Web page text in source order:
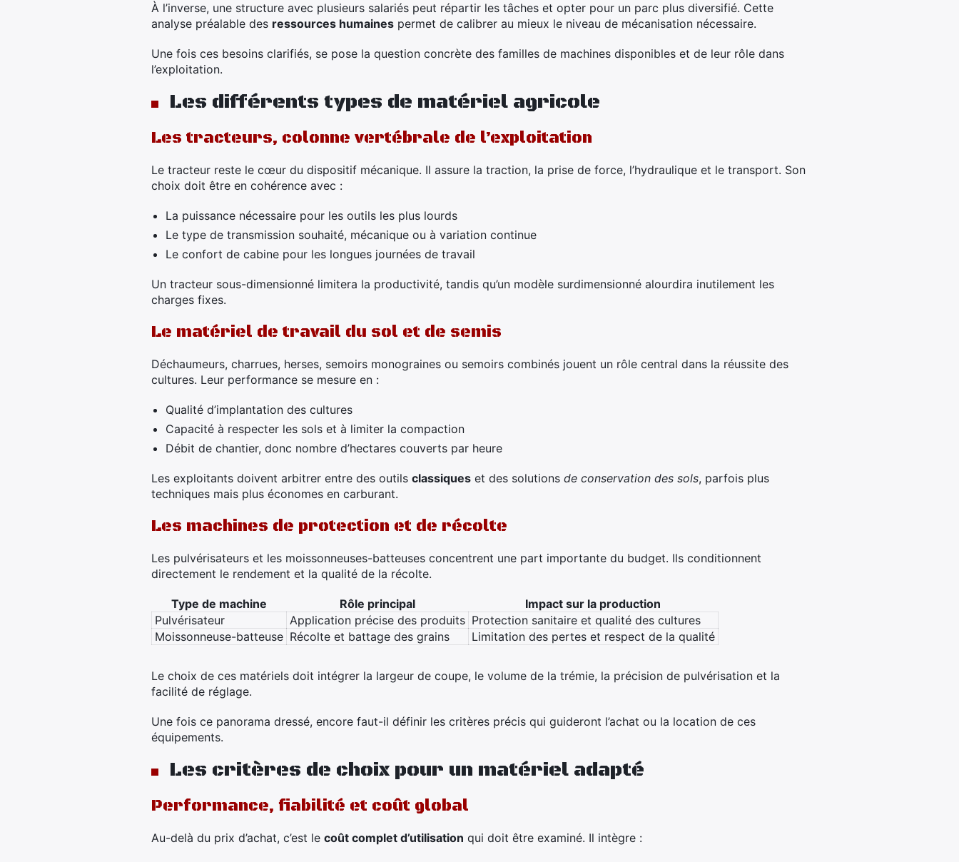
À l’inverse, une structure avec plusieurs salariés peut répartir les tâches et opter pour un parc plus diversifié. Cette
analyse préalable des ressources humaines permet de calibrer au mieux le niveau de mécanisation nécessaire.
Une fois ces besoins clarifiés, se pose la question concrète des familles de machines disponibles et de leur rôle dans
l’exploitation.
Les différents types de matériel agricole
Les tracteurs, colonne vertébrale de l’exploitation
Le tracteur reste le cœur du dispositif mécanique. Il assure la traction, la prise de force, l’hydraulique et le transport. Son
choix doit être en cohérence avec :
La puissance nécessaire pour les outils les plus lourds
Le type de transmission souhaité, mécanique ou à variation continue
Le confort de cabine pour les longues journées de travail
Un tracteur sous-dimensionné limitera la productivité, tandis qu’un modèle surdimensionné alourdira inutilement les
charges fixes.
Le matériel de travail du sol et de semis
Déchaumeurs, charrues, herses, semoirs monograines ou semoirs combinés jouent un rôle central dans la réussite des
cultures. Leur performance se mesure en :
Qualité d’implantation des cultures
Capacité à respecter les sols et à limiter la compaction
Débit de chantier, donc nombre d’hectares couverts par heure
Les exploitants doivent arbitrer entre des outils classiques et des solutions de conservation des sols, parfois plus
techniques mais plus économes en carburant.
Les machines de protection et de récolte
Les pulvérisateurs et les moissonneuses-batteuses concentrent une part importante du budget. Ils conditionnent
directement le rendement et la qualité de la récolte.
Type de machine Rôle principal
Impact sur la production
Pulvérisateur
Application précise des produits Protection sanitaire et qualité des cultures
Moissonneuse-batteuse Récolte et battage des grains Limitation des pertes et respect de la qualité
Le choix de ces matériels doit intégrer la largeur de coupe, le volume de la trémie, la précision de pulvérisation et la
facilité de réglage.
Une fois ce panorama dressé, encore faut-il définir les critères précis qui guideront l’achat ou la location de ces
équipements.
Les critères de choix pour un matériel adapté
Performance, fiabilité et coût global
Au-delà du prix d’achat, c’est le coût complet d’utilisation qui doit être examiné. Il intègre :